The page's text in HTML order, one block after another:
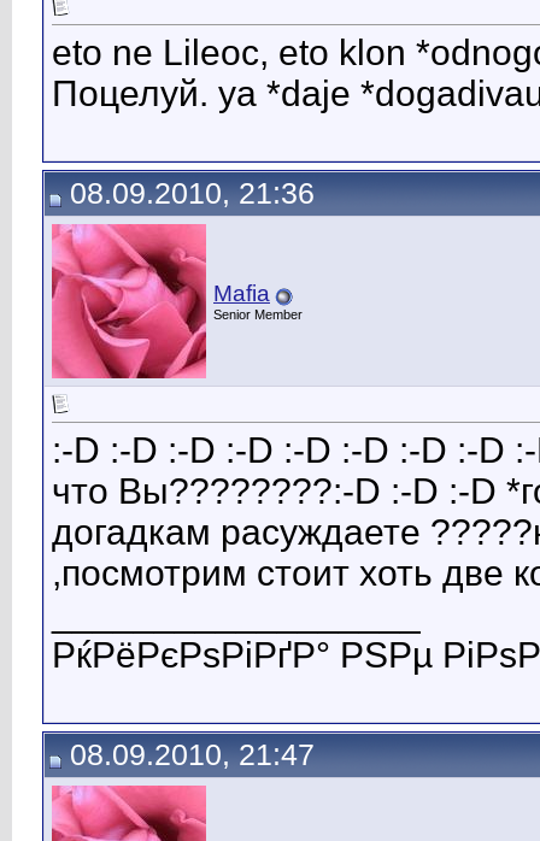
eto ne Lileoc, eto klon
Поцелуй. ya *daje
08.09.2010, 21:36
Mafia
Senior Member
:-D :-D :-D :-D :-D :-D :-D :-D
что Вы????????:-D :-D :-D
догадкам расуждаете
,посмотрим стоит хоть две
РќРёРєРѕРіРґР° РЅРµ
08.09.2010, 21:47